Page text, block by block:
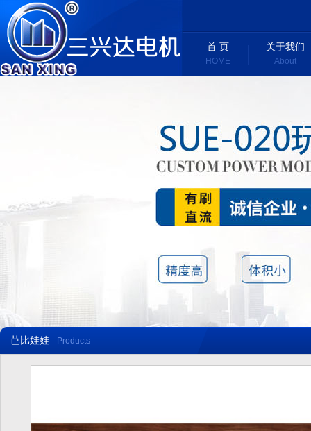
首 页
HOME
关于我们
About
芭比娃娃 Products